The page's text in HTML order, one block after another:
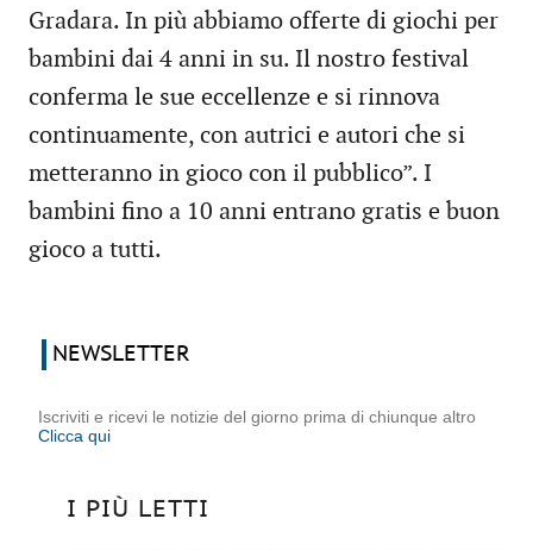
Gradara. In più abbiamo offerte di giochi per
bambini dai 4 anni in su. Il nostro festival
conferma le sue eccellenze e si rinnova
continuamente, con autrici e autori che si
metteranno in gioco con il pubblico”. I
bambini fino a 10 anni entrano gratis e buon
gioco a tutti.
NEWSLETTER
Iscriviti e ricevi le notizie del giorno prima di chiunque altro
Clicca qui
I PIÙ LETTI